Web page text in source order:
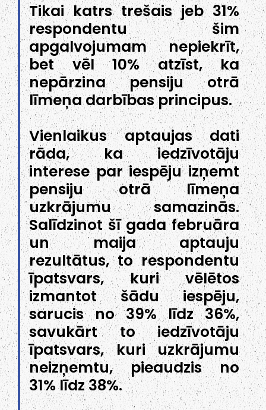
Tikai katrs trešais jeb 31%
respondentu šim
apgalvojumam nepiekrīt,
bet vēl 10% atzīst, ka
nepārzina pensiju otrā
līmeņa darbības principus.
Vienlaikus aptaujas dati
rāda, ka iedzīvotāju
interese par iespēju izņemt
pensiju otrā līmeņa
uzkrājumu samazinās.
Salīdzinot šī gada februāra
un maija aptauju
rezultātus, to respondentu
īpatsvars, kuri vēlētos
izmantot šādu iespēju,
sarucis no 39% līdz 36%,
savukārt to iedzīvotāju
īpatsvars, kuri uzkrājumu
neizņemtu, pieaudzis no
31% līdz 38%.